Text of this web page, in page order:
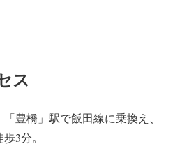
ス
豊橋」駅で飯田線に乗換え、
3分。